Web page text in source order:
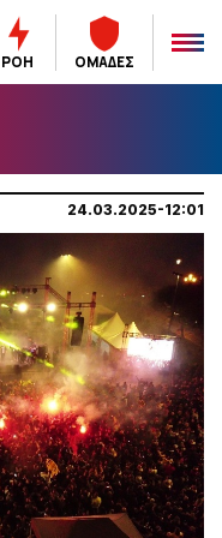
ΡΟΗ ΟΜΑΔΕΣ
24.03.2025-12:01